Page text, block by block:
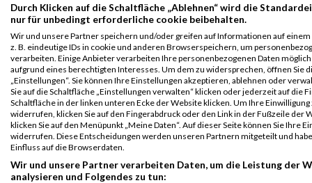
Kärnten läuft
Kleine Zeitung
Halbmarathon
481 Thomas Windhager 2001 AUT
Legende:
GPos = Geschlechter Position, KPos = Kategorie Position, TPos =
Team Position, DNS = Did not start, DNF = Did not finish, DQ =
Disqualifiziert
Durch Klicken auf die Schaltfläche „Ablehnen“ wird die
nur für unbedingt erforderliche cookie beibehalten.
Wir und unsere Partner speichern und/oder greifen auf Informationen auf einem
z. B. eindeutige IDs in cookie und anderen Browserspeichern, um
verarbeiten. Einige Anbieter verarbeiten Ihre personenbezogenen Daten
aufgrund eines berechtigten Interesses. Um dem zu widersprechen, öffnen Sie
„Einstellungen“. Sie können Ihre Einstellungen akzeptieren, ablehnen oder
Sie auf die Schaltfläche „Einstellungen verwalten“ klicken oder jederzeit auf die
Schaltfläche in der linken unteren Ecke der Website klicken. Um Ihre Einwilligung
widerrufen, klicken Sie auf den Fingerabdruck oder den Link in der Fußzeile der
klicken Sie auf den Menüpunkt „Meine Daten“. Auf dieser Seite können Sie Ihre
widerrufen. Diese Entscheidungen werden unseren Partnern mitgeteilt und
Einfluss auf die Browserdaten.
Wir und unsere Partner verarbeiten Daten, um die Leistung der
analysieren und Folgendes zu tun: